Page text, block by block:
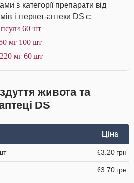
в категорії препарати від
інтернет-аптеки DS є:
60 шт
мг 100 шт
мг 60 шт
живота та
DS
Ціна
63.20 грн
63.70 грн